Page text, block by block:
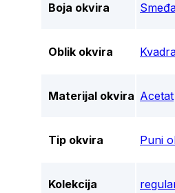
Boja okvira
Oblik okvira
Materijal okvira Acetat
Tip okvira Puni
Kolekcija